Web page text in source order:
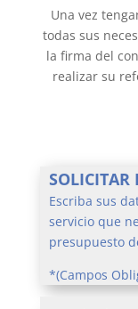
Una vez
todas sus
la firma del
realizar su
SOLICITAR
Escriba sus
servicio que
presupuesto
*(Campos